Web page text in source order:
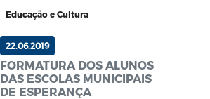
Educação e Cultura
22.06.2019
FORMATURA DOS ALUNOS
DAS ESCOLAS MUNICIPAIS
DE ESPERANÇA